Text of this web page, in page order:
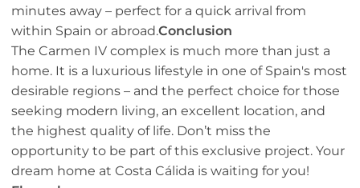
minutes away – perfect for a quick arrival from
within Spain or abroad.Conclusion
The Carmen IV complex is much more than just a
home. It is a luxurious lifestyle in one of Spain's most
desirable regions – and the perfect choice for those
seeking modern living, an excellent location, and
the highest quality of life. Don’t miss the
opportunity to be part of this exclusive project. Your
dream home at Costa Cálida is waiting for you!